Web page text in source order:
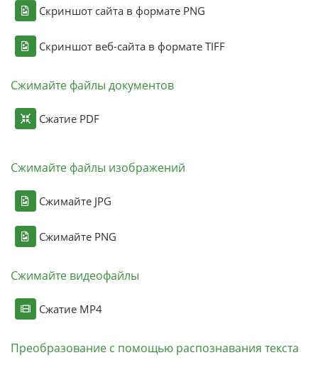
Скриншот сайта в формате PNG
Скриншот веб-сайта в формате TIFF
Сжимайте файлы документов
Сжатие PDF
Сжимайте файлы изображений
Сжимайте JPG
Сжимайте PNG
Сжимайте видеофайлы
Сжатие MP4
Преобразование с помощью распознавания текста